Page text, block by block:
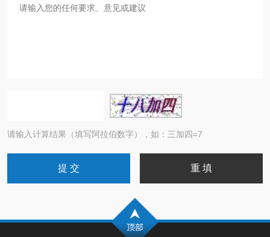
请输入计算结果（填写阿拉伯数字），如：三加四=7